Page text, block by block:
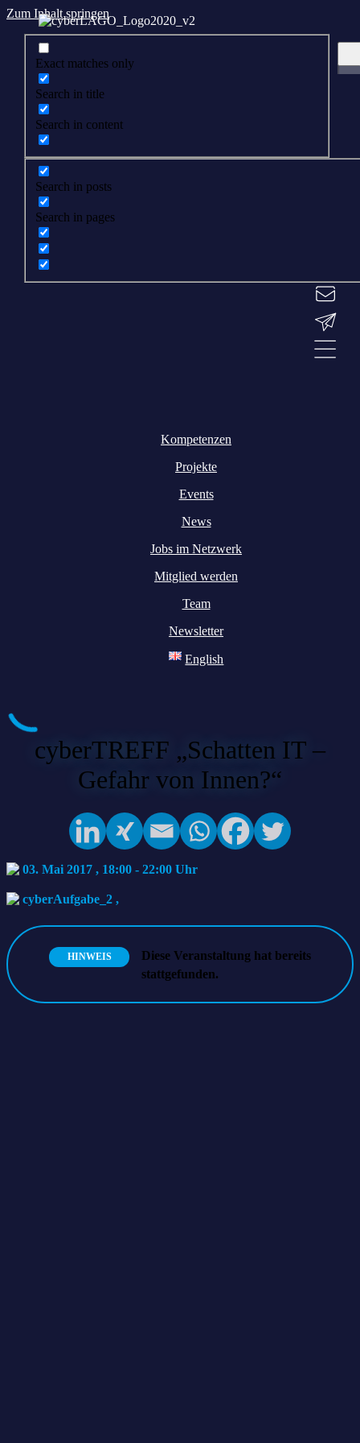
Zum Inhalt springen
Exact matches only
Search in title
Search in content
Search in posts
Search in pages
Kompetenzen
Projekte
Events
News
Jobs im Netzwerk
Mitglied werden
Team
Newsletter
English
cyberTREFF „Schatten IT –
Gefahr von Innen?“
03. Mai 2017 , 18:00 - 22:00
cyberAufgabe_2 ,
HINWEIS
Diese Veranstaltung hat bereits
stattgefunden.